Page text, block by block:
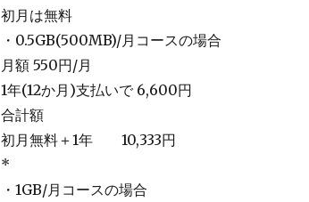
初月は無料
・0.5GB(500MB)/月コースの場合
月額 550円/月
1年(12か月)支払いで 6,600円
合計額
初月無料＋1年 10,333円
*
・1GB/月コースの場合